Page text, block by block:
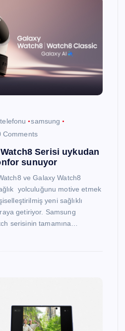
samsung
Comments
Serisi uykudan
sunuyor
ve Galaxy Watch8
yolculuğunu motive etmek
yeni sağlıklı
getiriyor. Samsung
serisinin tamamına…